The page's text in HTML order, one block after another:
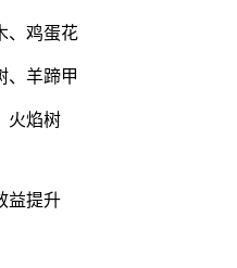
、鸡蛋花
、羊蹄甲
火焰树
益提升